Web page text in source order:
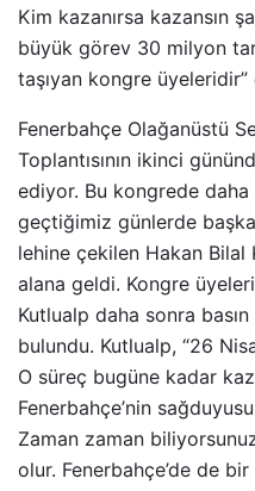
Kim kazanırsa kazansın
büyük görev 30 milyon
taşıyan kongre üyeleridir”
Fenerbahçe Olağanüstü
Toplantısının ikinci
ediyor. Bu kongrede daha
geçtiğimiz günlerde
lehine çekilen Hakan
alana geldi. Kongre
Kutlualp daha sonra
bulundu. Kutlualp, “26
O süreç bugüne kadar
Fenerbahçe’nin
Zaman zaman
olur. Fenerbahçe’de de